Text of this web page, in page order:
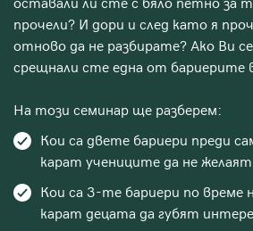
оставaли ли сте с бяло петно за
прочели? И дори и след като я
отново да не разбирате? Ако Ви се
срещнали сте една от бариерите
На този семинар ще разберем:
Кои са двете бариери преди
карат учениците да не
Кои са 3-те бариери по време
карат децата да губят